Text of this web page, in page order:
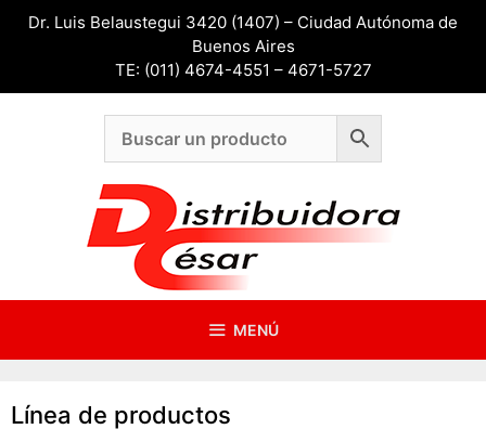
SaltarDr. Luis Belaustegui 3420 (1407) – Ciudad Autónoma de
Buenos Aires
TE: (011) 4674-4551 – 4671-5727
MENÚ
Línea de productos